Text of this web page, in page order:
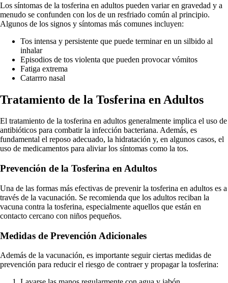
Los síntomas de la tosferina en adultos pueden variar en gravedad y a
menudo se confunden con los de un resfriado común al principio.
Algunos de los signos y síntomas más comunes incluyen:
Tos intensa y persistente que puede terminar en un silbido al
inhalar
Episodios de tos violenta que pueden provocar vómitos
Fatiga extrema
Catarrro nasal
Tratamiento de la Tosferina en Adultos
El tratamiento de la tosferina en adultos generalmente implica el uso de
antibióticos para combatir la infección bacteriana. Además, es
fundamental el reposo adecuado, la hidratación y, en algunos casos, el
uso de medicamentos para aliviar los síntomas como la tos.
Prevención de la Tosferina en Adultos
Una de las formas más efectivas de prevenir la tosferina en adultos es a
través de la vacunación. Se recomienda que los adultos reciban la
vacuna contra la tosferina, especialmente aquellos que están en
contacto cercano con niños pequeños.
Medidas de Prevención Adicionales
Además de la vacunación, es importante seguir ciertas medidas de
prevención para reducir el riesgo de contraer y propagar la tosferina: